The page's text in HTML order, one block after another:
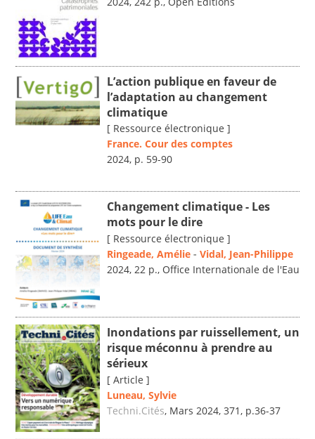
L’action publique en faveur de
l’adaptation au changement
climatique
[ Ressource électronique ]
France. Cour des comptes
2024, p. 59-90
Changement climatique - Les
mots pour le dire
[ Ressource électronique ]
Ringeade, Amélie - Vidal, Jean-Philippe
2024, 22 p., Office Internationale de l'Eau
Inondations par ruissellement, un
risque méconnu à prendre au
sérieux
[ Article ]
Luneau, Sylvie
Techni.Cités, Mars 2024, 371, p.36-37